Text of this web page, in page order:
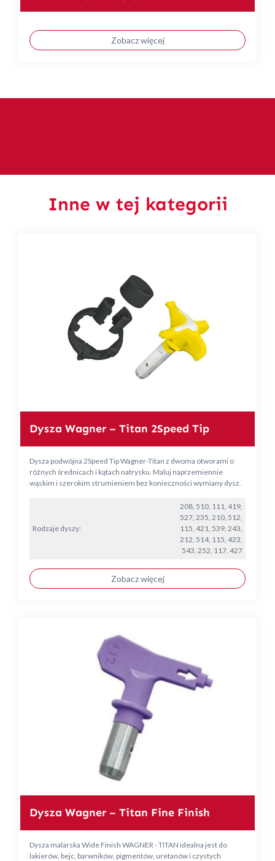
Zobacz więcej
Inne w tej kategorii
Dysza Wagner – Titan 2Speed Tip
Dysza podwójna 2Speed Tip Wagner-Titan z dwoma otworami o
różnych średnicach i kątach natrysku. Maluj naprzemiennie
wąskim i szerokim strumieniem bez konieczności wymiany dysz.
Rodzaje dyszy:
208, 510, 111, 419,
527, 235, 210, 512,
115, 421, 539, 243,
212, 514, 115, 423,
543, 252, 117, 427
Zobacz więcej
Dysza Wagner – Titan Fine Finish
Dysza malarska Wide Finish WAGNER - TITAN idealna jest do
lakierów, bejc, barwników, pigmentów, uretanów i czystych